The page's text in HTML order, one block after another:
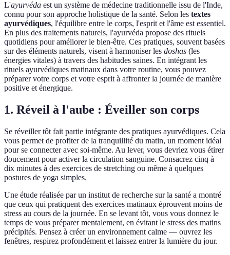
L'ayurvéda est un système de médecine traditionnelle issu de l'Inde,
connu pour son approche holistique de la santé. Selon les textes
ayurvédiques, l'équilibre entre le corps, l'esprit et l'âme est essentiel.
En plus des traitements naturels, l'ayurvéda propose des rituels
quotidiens pour améliorer le bien-être. Ces pratiques, souvent basées
sur des éléments naturels, visent à harmoniser les doshas (les
énergies vitales) à travers des habitudes saines. En intégrant les
rituels ayurvédiques matinaux dans votre routine, vous pouvez
préparer votre corps et votre esprit à affronter la journée de manière
positive et énergique.
1. Réveil à l'aube : Éveiller son corps
Se réveiller tôt fait partie intégrante des pratiques ayurvédiques. Cela
vous permet de profiter de la tranquillité du matin, un moment idéal
pour se connecter avec soi-même. Au lever, vous devriez vous étirer
doucement pour activer la circulation sanguine. Consacrez cinq à
dix minutes à des exercices de stretching ou même à quelques
postures de yoga simples.
Une étude réalisée par un institut de recherche sur la santé a montré
que ceux qui pratiquent des exercices matinaux éprouvent moins de
stress au cours de la journée. En se levant tôt, vous vous donnez le
temps de vous préparer mentalement, en évitant le stress des matins
précipités. Pensez à créer un environnement calme — ouvrez les
fenêtres, respirez profondément et laissez entrer la lumière du jour.